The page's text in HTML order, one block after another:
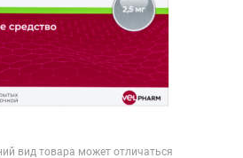
вид товара может отличаться